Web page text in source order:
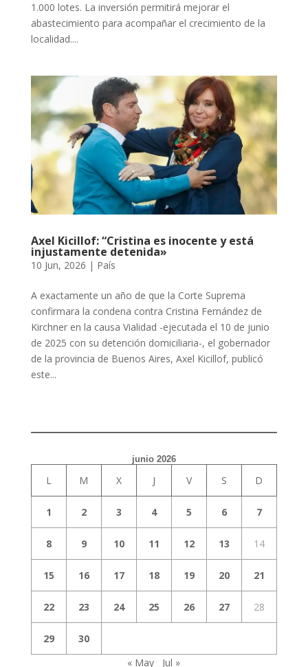
1.000 lotes. La inversión permitirá mejorar el
abastecimiento para acompañar el crecimiento de la
localidad....
Axel Kicillof: “Cristina es inocente y está
injustamente detenida»
10 Jun, 2026 | País
A exactamente un año de que la Corte Suprema
confirmara la condena contra Cristina Fernández de
Kirchner en la causa Vialidad -ejecutada el 10 de junio
de 2025 con su detención domiciliaria-, el gobernador
de la provincia de Buenos Aires, Axel Kicillof, publicó
este...
junio 2026
L M X J V S D
1 2 3 4 5 6 7
8 9 10 11 12 13 14
15 16 17 18 19 20 21
22 23 24 25 26 27 28
29
30
« May
Jul »